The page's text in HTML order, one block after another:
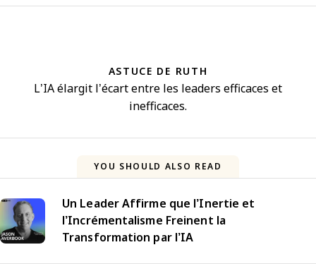
ASTUCE DE RUTH
L’IA élargit l’écart entre les leaders efficaces et
inefficaces.
YOU SHOULD ALSO READ
Un Leader Affirme que l’Inertie et
l’Incrémentalisme Freinent la
Transformation par l’IA